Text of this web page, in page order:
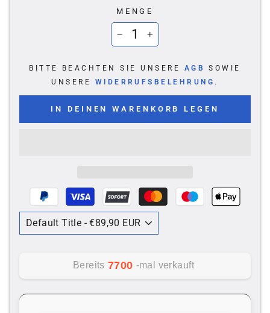
MENGE
BITTE BEACHTEN SIE UNSERE AGB
SOWIE
UNSERE WIDERRUFSBELEHRUNG .
IN DEINEN WARENKORB LEGEN
Bereits 7700 -mal verkauft